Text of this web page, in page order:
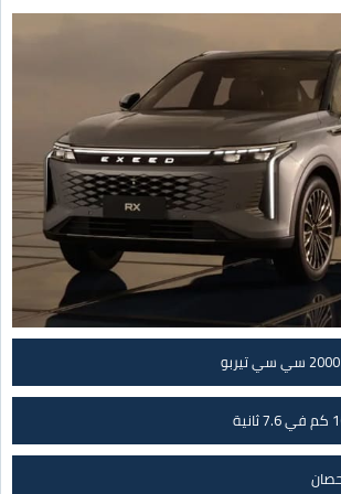
2000 سي سي تيربو